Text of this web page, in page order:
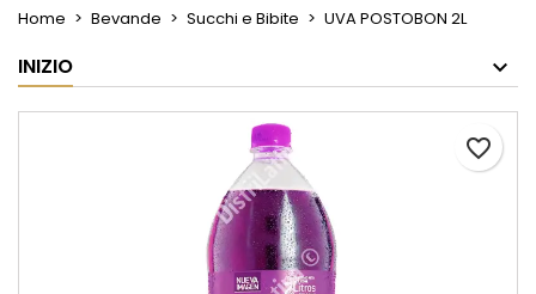
Home Bevande Succhi e Bibite UVA POSTOBON 2L
INIZIO
favorite_border